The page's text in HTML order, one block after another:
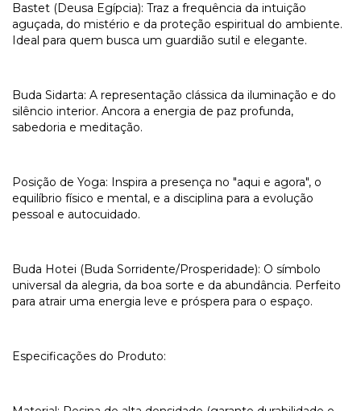
Bastet (Deusa Egípcia): Traz a frequência da intuição
aguçada, do mistério e da proteção espiritual do ambiente.
Ideal para quem busca um guardião sutil e elegante.
Buda Sidarta: A representação clássica da iluminação e do
silêncio interior. Ancora a energia de paz profunda,
sabedoria e meditação.
Posição de Yoga: Inspira a presença no "aqui e agora", o
equilíbrio físico e mental, e a disciplina para a evolução
pessoal e autocuidado.
Buda Hotei (Buda Sorridente/Prosperidade): O símbolo
universal da alegria, da boa sorte e da abundância. Perfeito
para atrair uma energia leve e próspera para o espaço.
Especificações do Produto: